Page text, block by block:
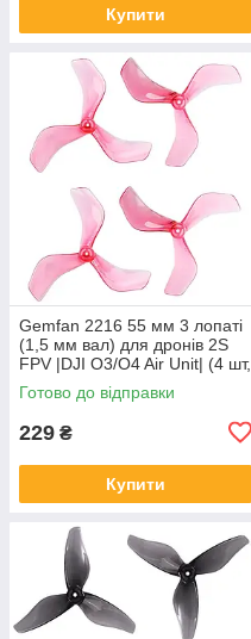
Купити
Gemfan 2216 55 мм 3 лопаті
(1,5 мм вал) для дронів 2S
FPV |DJI O3/O4 Air Unit| (4 шт,
Pink)
Готово до відправки
229 ₴
Купити